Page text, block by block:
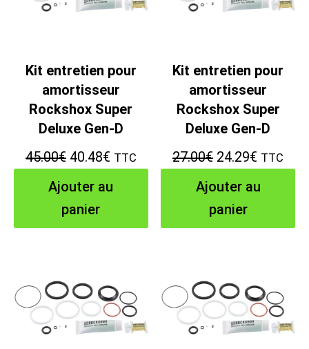
Kit entretien pour
amortisseur
Rockshox Super
Deluxe Gen-D
45.00€ Le
prix
initial
était :
40.48€Le
est :
TTC
Ajouter au
panier
Kit entretien pour
amortisseur
Rockshox Super
Deluxe Gen-D
27.00€ Le
prix
initial
était :
24.29€ Le
est :
TTC
Ajouter au
panier